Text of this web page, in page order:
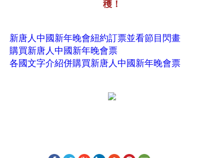
穫！
新唐人中國新年晚會紐約訂票並看節目閃畫
購買新唐人中國新年晚會票
各國文字介紹併購買新唐人中國新年晚會票